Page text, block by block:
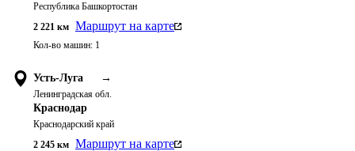
Республика Башкортостан
2 221 км Маршрут на карте
Кол-во машин: 1
Усть-Луга →
Ленинградская обл.
Краснодар
Краснодарский край
2 245 км Маршрут на карте